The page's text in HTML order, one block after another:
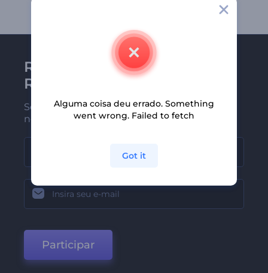
Receba a newsletter da
Renderforest
Seja um dos primeiros a receber
nossas últimas novidades e ofertas
Participar
Alguma coisa deu errado. Something
went wrong. Failed to fetch
Got it